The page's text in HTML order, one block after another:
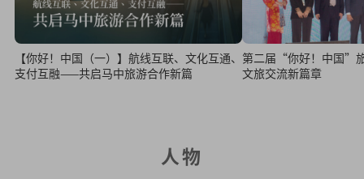
【你好！中国（一）】航线互联、文化互通、
支付互融——共启马中旅游合作新篇
第二届“你好！中国”旅游展
文旅交流新篇章
人物